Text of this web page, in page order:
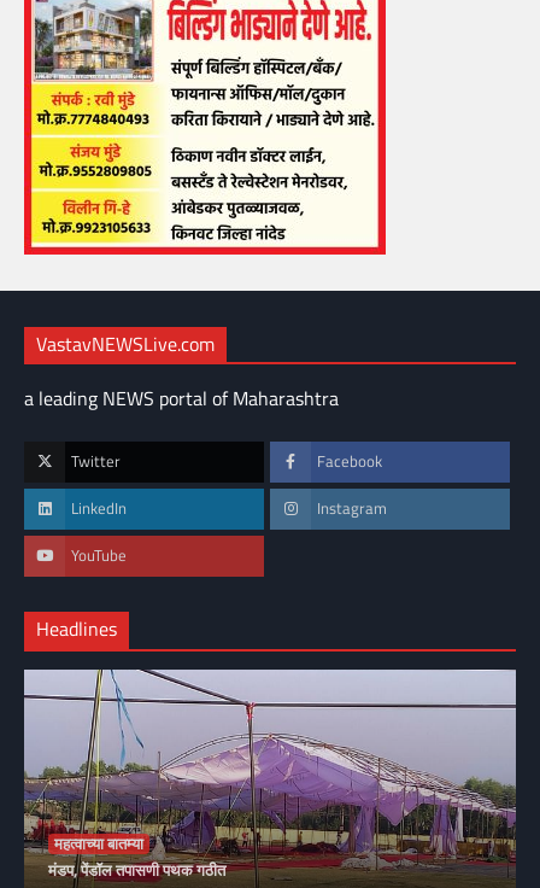
VastavNEWSLive.com
a leading NEWS portal of Maharashtra
Twitter Facebook
LinkedIn Instagram
YouTube
Headlines
महत्वाच्या बातम्या
मंडप, पेंडॉल तपासणी पथक गठीत